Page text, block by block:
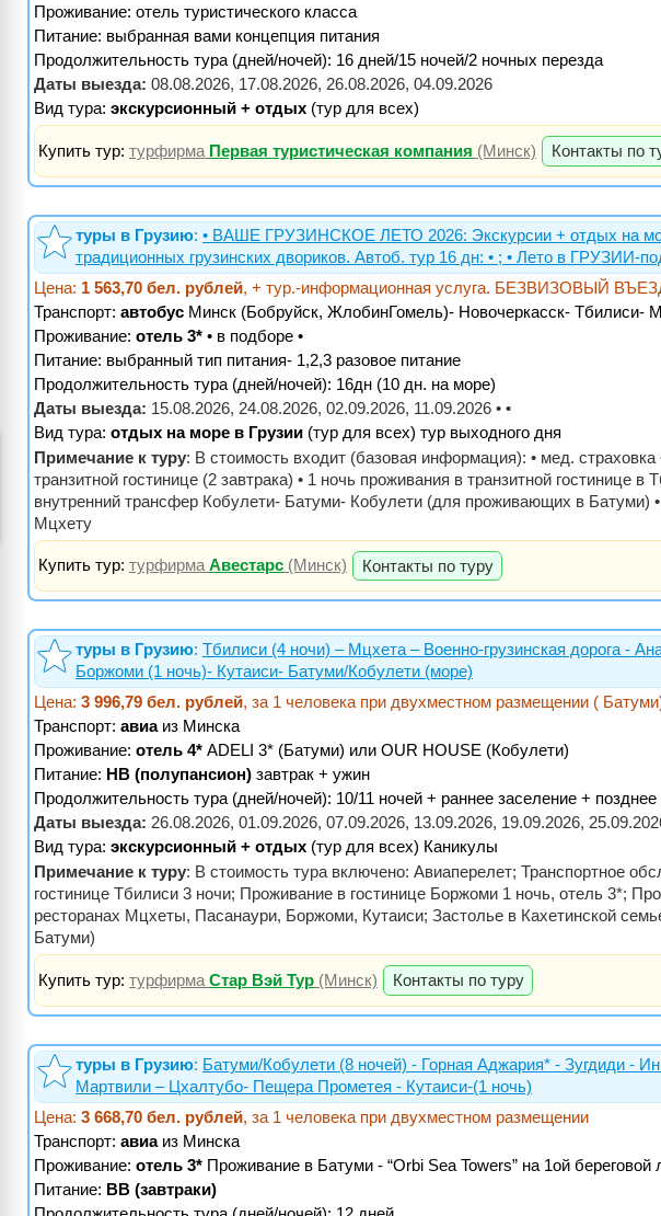
Проживание: отель туристического класса
Питание: выбранная вами концепция питания
Продолжительность тура (дней/ночей): 16 дней/15 ночей/2 ночных перезда
Даты выезда: 08.08.2026, 17.08.2026, 26.08.2026, 04.09.2026
Вид тура: экскурсионный + отдых (тур для всех)
Купить тур: турфирма Первая туристическая компания (Минск) Контакты по
туры в Грузию: • ВАШЕ ГРУЗИНСКОЕ ЛЕТО 2026: Экскурсии + отдых на
традиционных грузинских двориков. Автоб. тур 16 дн: • ; • Лето в
Цена: 1 563,70 бел. рублей, + тур.-информационная услуга. БЕЗВИЗОВЫЙ
Транспорт: автобус Минск (Бобруйск, ЖлобинГомель)- Новочеркасск-
Проживание: отель 3* • в подборе •
Питание: выбранный тип питания- 1,2,3 разовое питание
Продолжительность тура (дней/ночей): 16дн (10 дн. на море)
Даты выезда: 15.08.2026, 24.08.2026, 02.09.2026, 11.09.2026 • •
Вид тура: отдых на море в Грузии (тур для всех) тур выходного дня
Примечание к туру: В стоимость входит (базовая информация): • мед.
транзитной гостинице (2 завтрака) • 1 ночь проживания в транзитной
внутренний трансфер Кобулети- Батуми- Кобулети (для проживающих в Батуми)
Мцхету
Купить тур: турфирмаАвестарс(Минск) Контакты по туру
туры в Грузию: Тбилиси (4 ночи) – Мцхета – Военно-грузинская дорога -
Боржоми (1 ночь)- Кутаиси- Батуми/Кобулети (море)
Цена: 3 996,79 бел. рублей, за 1 человека при двухместном размещении (
Транспорт: авиаиз Минска
Проживание: отель 4* ADELI 3* (Батуми) или OUR HOUSE (Кобулети)
Питание: HB (полупансион) завтрак + ужин
Продолжительность тура (дней/ночей): 10/11 ночей + раннее заселение +
Даты выезда: 26.08.2026, 01.09.2026, 07.09.2026, 13.09.2026, 19.09.2026,
Вид тура: экскурсионный + отдых (тур для всех) Каникулы
Примечание к туру: В стоимость тура включено: Авиаперелет; Транспортное
гостинице Тбилиси 3 ночи; Проживание в гостинице Боржоми 1 ночь, отель 3*;
ресторанах Мцхеты, Пасанаури, Боржоми, Кутаиси; Застолье в Кахетинской
Батуми)
Купить тур: турфирма Стар Вэй Тур(Минск) Контакты по туру
туры в Грузию: Батуми/Кобулети (8 ночей) - Горная Аджария* - Зугдиди -
Мартвили – Цхалтубо- Пещера Прометея - Кутаиси-(1 ночь)
Цена: 3 668,70 бел. рублей, за 1 человека при двухместном размещении
Транспорт: авиаиз Минска
Проживание: отель 3* Проживание в Батуми - “Orbi Sea Towers” на 1ой
Питание: BB (завтраки)